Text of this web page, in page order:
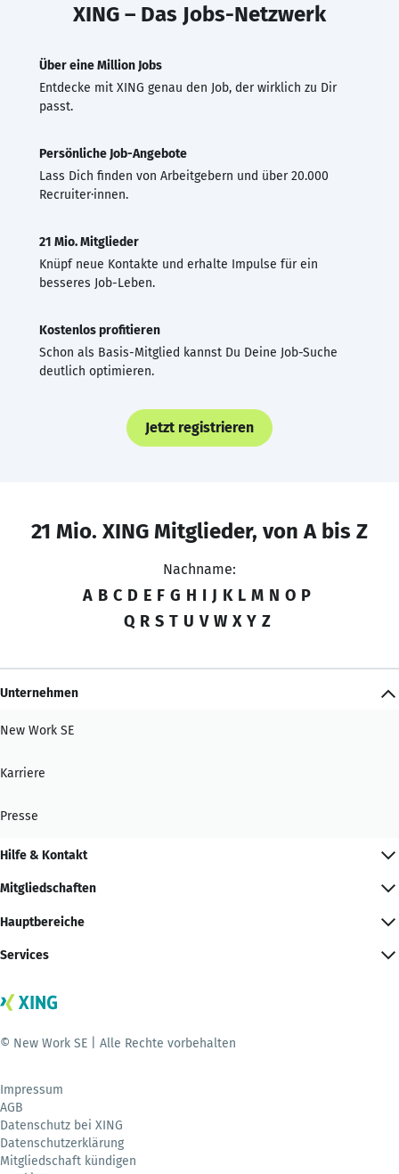
XING – Das Jobs-Netzwerk
Über eine Million Jobs
Entdecke mit XING genau den Job, der wirklich zu Dir
passt.
Persönliche Job-Angebote
Lass Dich finden von Arbeitgebern und über 20.000
Recruiter·innen.
21 Mio. Mitglieder
Knüpf neue Kontakte und erhalte Impulse für ein
besseres Job-Leben.
Kostenlos profitieren
Schon als Basis-Mitglied kannst Du Deine Job-Suche
deutlich optimieren.
Jetzt registrieren
21 Mio. XING Mitglieder, von A bis Z
Nachname:
A B C D E F G H I J K L M N O P
Q R S T U V W X Y Z
Unternehmen
New Work SE
Karriere
Presse
Hilfe & Kontakt
Mitgliedschaften
Hauptbereiche
Services
© New Work SE | Alle Rechte vorbehalten
Impressum
AGB
Datenschutz bei XING
Datenschutzerklärung
Mitgliedschaft kündigen